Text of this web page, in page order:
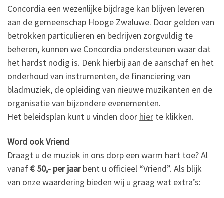
Concordia een wezenlijke bijdrage kan blijven leveren
aan de gemeenschap Hooge Zwaluwe. Door gelden van
betrokken particulieren en bedrijven zorgvuldig te
beheren, kunnen we Concordia ondersteunen waar dat
het hardst nodig is. Denk hierbij aan de aanschaf en het
onderhoud van instrumenten, de financiering van
bladmuziek, de opleiding van nieuwe muzikanten en de
organisatie van bijzondere evenementen.
Het beleidsplan kunt u vinden door hier te klikken.
Word ook Vriend
Draagt u de muziek in ons dorp een warm hart toe? Al
vanaf€ 50,- per jaarbent u officieel “Vriend”. Als blijk
van onze waardering bieden wij u graag wat extra’s: